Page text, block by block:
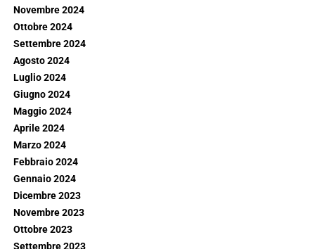
Novembre 2024
Ottobre 2024
Settembre 2024
Agosto 2024
Luglio 2024
Giugno 2024
Maggio 2024
Aprile 2024
Marzo 2024
Febbraio 2024
Gennaio 2024
Dicembre 2023
Novembre 2023
Ottobre 2023
Settembre 2023